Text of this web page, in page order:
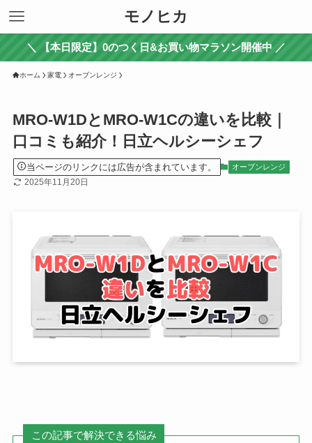
モノヒカ
＼ 【本日限定】0のつく日&お買い物マラソン開催中 ／
ホーム 家電 オーブンレンジ
MRO-W1DとMRO-W1Cの違いを比較｜
口コミも紹介！日立ヘルシーシェフ
当ページのリンクには広告が含まれています。 オーブンレンジ
2025年11月20日
この記事で解決できる悩み